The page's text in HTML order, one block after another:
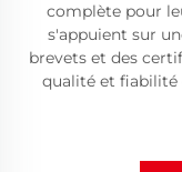
complète pour
s'appuient sur
brevets et des
qualité et fiabilité